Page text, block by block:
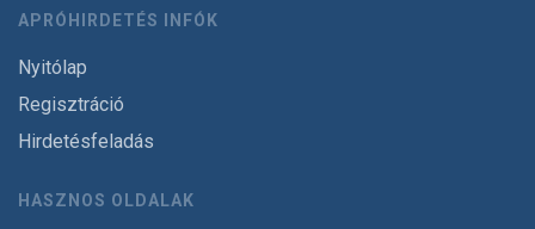
APRÓHIRDETÉS INFÓK
Nyitólap
Regisztráció
Hirdetésfeladás
HASZNOS OLDALAK